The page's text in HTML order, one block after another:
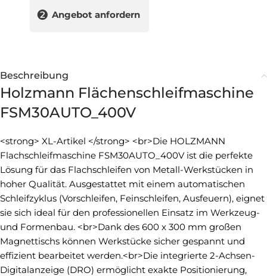
❷ Angebot anfordern
Beschreibung
Holzmann Flächenschleifmaschine
FSM30AUTO_400V
<strong> XL-Artikel </strong> <br>Die HOLZMANN
Flachschleifmaschine FSM30AUTO_400V ist die perfekte
Lösung für das Flachschleifen von Metall-Werkstücken in
hoher Qualität. Ausgestattet mit einem automatischen
Schleifzyklus (Vorschleifen, Feinschleifen, Ausfeuern), eignet
sie sich ideal für den professionellen Einsatz im Werkzeug-
und Formenbau. <br>Dank des 600 x 300 mm großen
Magnettischs können Werkstücke sicher gespannt und
effizient bearbeitet werden.<br>Die integrierte 2-Achsen-
Digitalanzeige (DRO) ermöglicht exakte Positionierung,